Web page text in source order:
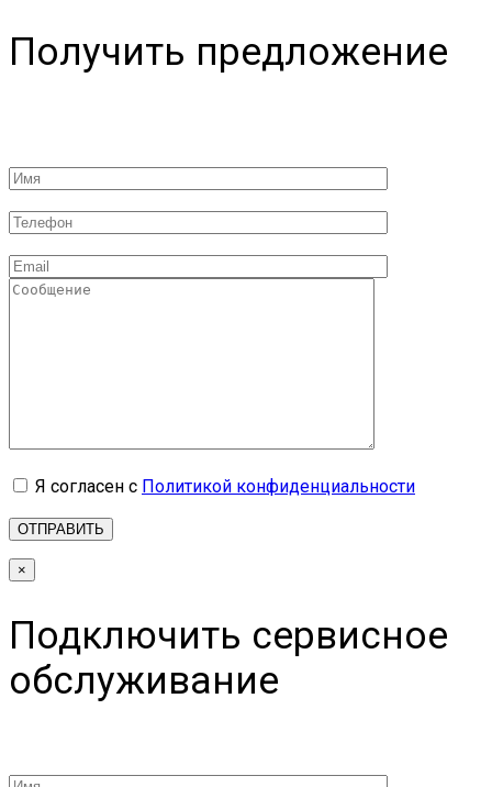
Получить предложение
Я согласен с Политикой конфиденциальности
×
Подключить сервисное
обслуживание